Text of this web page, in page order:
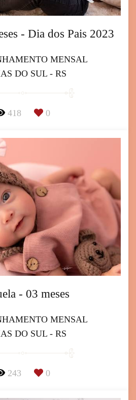
- Dia dos Pais 2023
MENSAL
DO SUL - RS
418 0
- 03 meses
MENSAL
DO SUL - RS
243 0